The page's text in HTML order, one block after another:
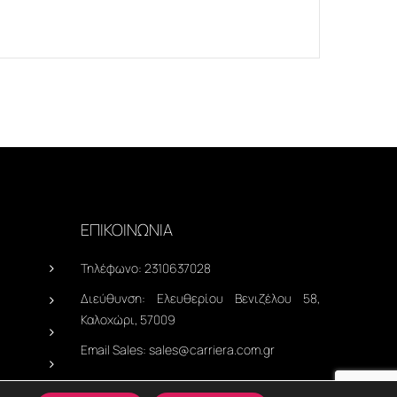
ΕΠΙΚΟΙΝΩΝΙΑ
Τηλέφωνο: 2310637028
Διεύθυνση: Ελευθερίου Βενιζέλου 58,
Καλοχώρι, 57009
Email Sales: sales@carriera.com.gr